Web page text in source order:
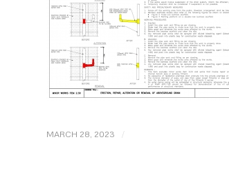
MARCH 28, 2023 /